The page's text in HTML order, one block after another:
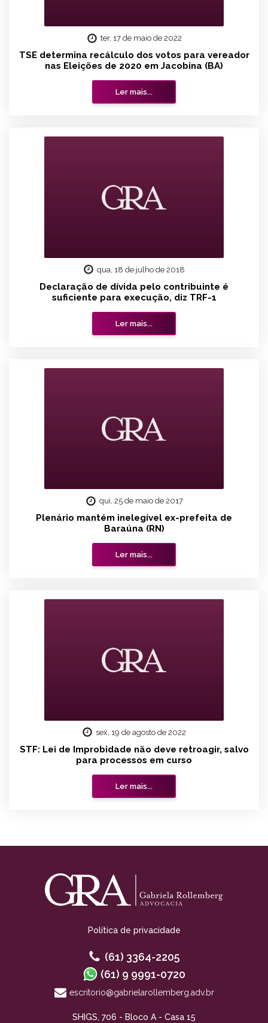
ter, 17 de maio de 2022
TSE determina recálculo dos votos para vereador
nas Eleições de 2020 em Jacobina (BA)
Ler mais...
qua, 18 de julho de 2018
Declaração de dívida pelo contribuinte é
suficiente para execução, diz TRF-1
Ler mais...
qui, 25 de maio de 2017
Plenário mantém inelegível ex-prefeita de
Baraúna (RN)
Ler mais...
sex, 19 de agosto de 2022
STF: Lei de Improbidade não deve retroagir, salvo
para processos em curso
Ler mais...
Política de privacidade
(61) 3364-2205
(61) 9 9991-0720
escritorio@gabrielarollemberg.adv.br
SHIGS, 706 - Bloco A - Casa 15